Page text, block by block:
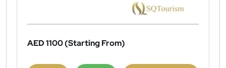
AED 1100(Starting From)